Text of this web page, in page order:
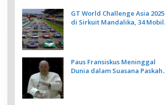
Berbasis Alam dan Budaya
GT World Challenge Asia 2025
di Sirkuit Mandalika, 34 Mobil
Paus Fransiskus Meninggal
Dunia dalam Suasana Paskah